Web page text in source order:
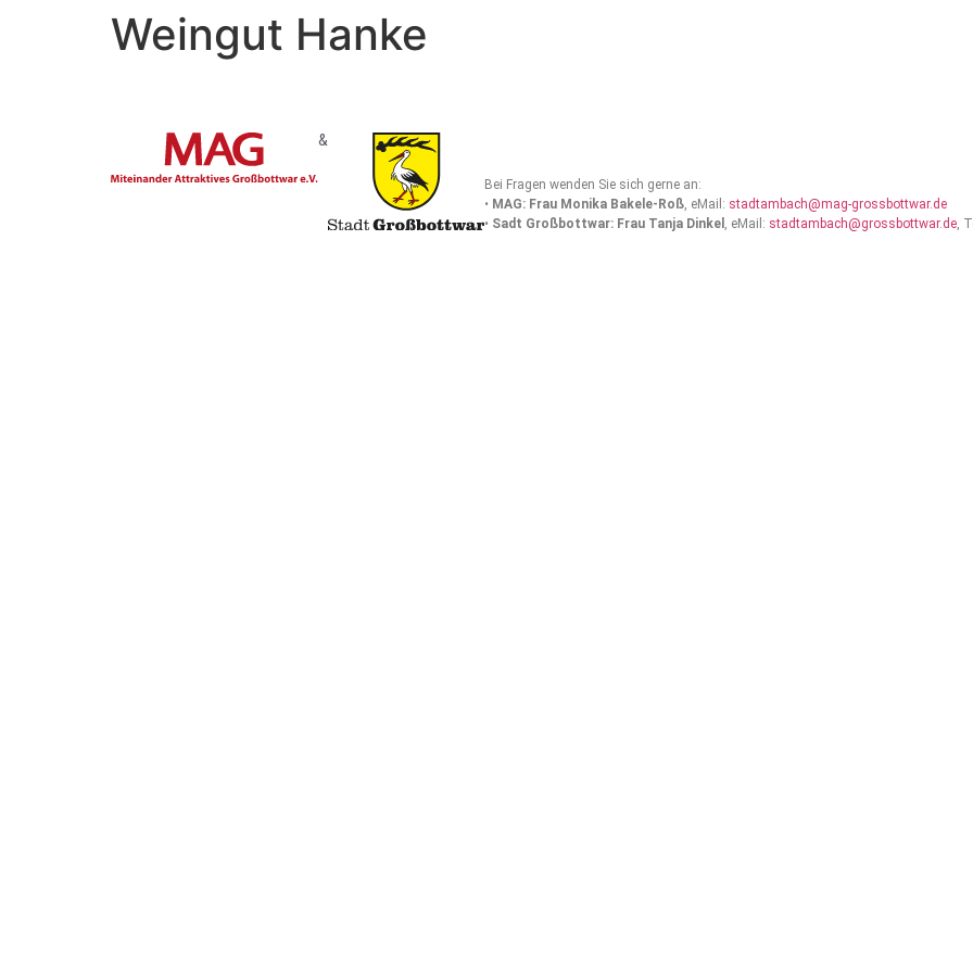
Weingut Hanke
&
Bei Fragen wenden Sie sich gerne an:
• MAG: Frau Monika Bakele-Roß, eMail: stadtambach@mag-grossbottwar.de
• Sadt Großbottwar: Frau Tanja Dinkel , eMail: stadtambach@grossbottwar.de,